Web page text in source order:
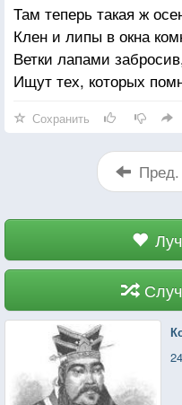
Там теперь такая ж
Клен и липы в окна
Ветки лапами
Ищут тех, которых
Сохранить
Пред.